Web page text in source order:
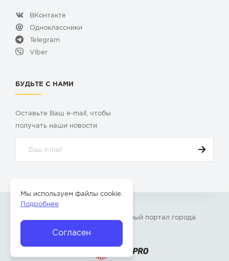
ВКонтакте
Одноклассники
Telegram
Viber
БУДЬТЕ С НАМИ
Оставьте Ваш e-mail, чтобы
получать наши новости
» – Главный портал города
Согласен
Мы используем файлы cookie.
Подробнее